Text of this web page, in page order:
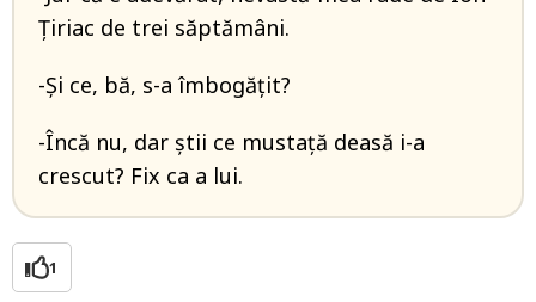
Țiriac de trei săptămâni.
-Și ce, bă, s-a îmbogățit?
-Încă nu, dar știi ce mustață deasă i-a
crescut? Fix ca a lui.
1